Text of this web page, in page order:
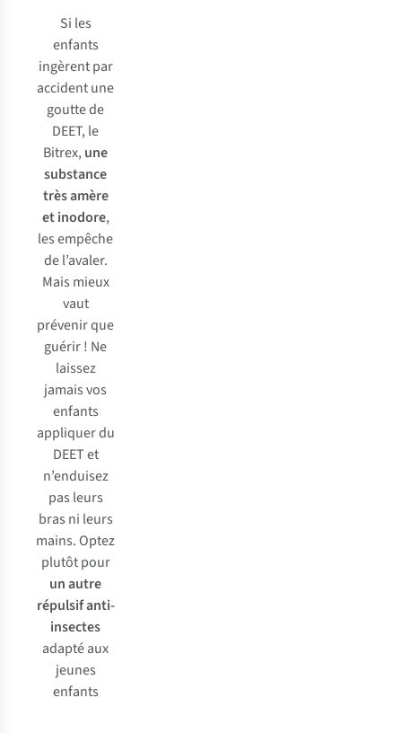
Si les
enfants
ingèrent par
accident une
goutte de
DEET, le
Bitrex, une
substance
très amère
et inodore,
les empêche
de l’avaler.
Mais mieux
vaut
prévenir que
guérir ! Ne
laissez
jamais vos
enfants
appliquer du
DEET et
n’enduisez
pas leurs
bras ni leurs
mains. Optez
plutôt pour
un autre
répulsif anti-
insectes
adapté aux
jeunes
enfants